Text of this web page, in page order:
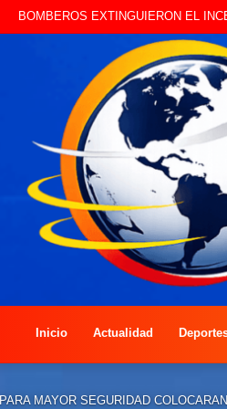
LA POLICÍA INVESTIGA ROBO A
Inicio Actualidad
PARA MAYOR SEGURIDAD